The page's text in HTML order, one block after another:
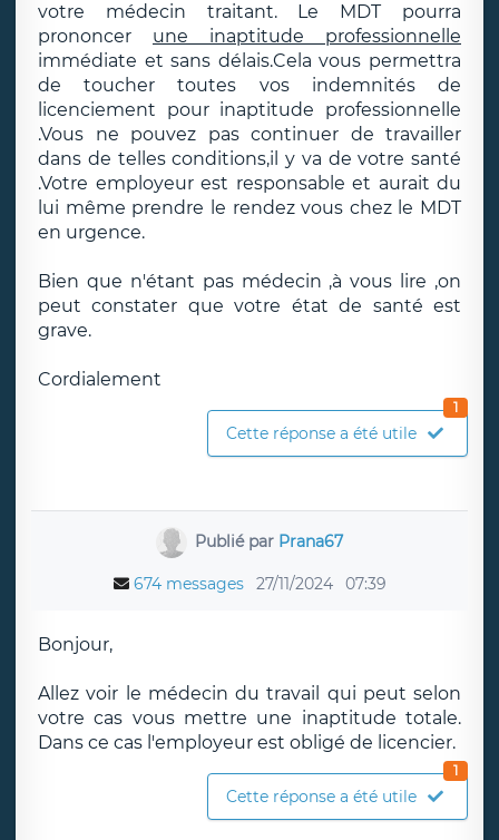
votre médecin traitant. Le MDT pourra
prononcer une inaptitude professionnelle
immédiate et sans délais.Cela vous permettra
de toucher toutes vos indemnités de
licenciement pour inaptitude professionnelle
.Vous ne pouvez pas continuer de travailler
dans de telles conditions,il y va de votre santé
.Votre employeur est responsable et aurait du
lui même prendre le rendez vous chez le MDT
en urgence.
Bien que n'étant pas médecin ,à vous lire ,on
peut constater que votre état de santé est
grave.
Cordialement
Cette réponse a été utile
1
Publié par Prana67
674 messages 27/11/2024 07:39
Bonjour,
Allez voir le médecin du travail qui peut selon
votre cas vous mettre une inaptitude totale.
Dans ce cas l'employeur est obligé de licencier.
Cette réponse a été utile
1